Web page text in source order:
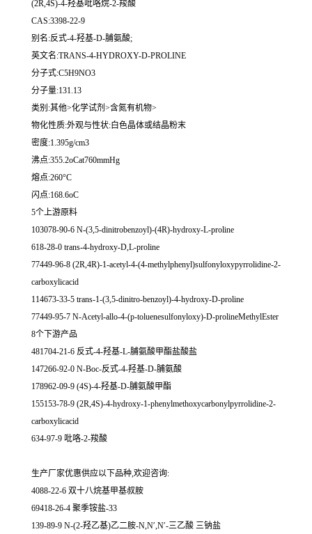
(2R,4S)-4-羟基吡咯烷-2-羧酸
CAS:3398-22-9
别名:反式-4-羟基-D-脯氨酸;
英文名:TRANS-4-HYDROXY-D-PROLINE
分子式:C5H9NO3
分子量:131.13
类别:其他>化学试剂>含氮有机物>
物化性质:外观与性状:白色晶体或结晶粉末
密度:1.395g/cm3
沸点:355.2oCat760mmHg
熔点:260°C
闪点:168.6oC
5个上游原料
103078-90-6 N-(3,5-dinitrobenzoyl)-(4R)-hydroxy-L-proline
618-28-0 trans-4-hydroxy-D,L-proline
77449-96-8 (2R,4R)-1-acetyl-4-(4-methylphenyl)sulfonyloxypyrrolidine-2-
carboxylicacid
114673-33-5 trans-1-(3,5-dinitro-benzoyl)-4-hydroxy-D-proline
77449-95-7 N-Acetyl-allo-4-(p-toluenesulfonyloxy)-D-prolineMethylEster
8个下游产品
481704-21-6 反式-4-羟基-L-脯氨酸甲酯盐酸盐
147266-92-0 N-Boc-反式-4-羟基-D-脯氨酸
178962-09-9 (4S)-4-羟基-D-脯氨酸甲酯
155153-78-9 (2R,4S)-4-hydroxy-1-phenylmethoxycarbonylpyrrolidine-2-
carboxylicacid
634-97-9 吡咯-2-羧酸
生产厂家优惠供应以下品种,欢迎咨询:
4088-22-6 双十八烷基甲基叔胺
69418-26-4 聚季铵盐-33
139-89-9 N-(2-羟乙基)乙二胺-N,N′,N′-三乙酸 三钠盐